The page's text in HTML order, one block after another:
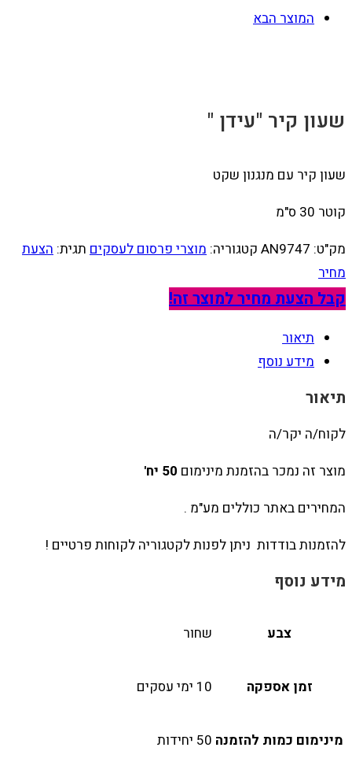
המוצר הבא
שעון קיר "עידן "
שעון קיר עם מנגנון שקט
קוטר 30 ס"מ
מק"ט: AN9747 קטגוריה: מוצרי פרסום לעסקים תגית: הצעת
מחיר
קבל הצעת מחיר למוצר זה!
תיאור
מידע נוסף
תיאור
לקוח/ה יקר/ה
מוצר זה נמכר בהזמנת מינימום 50 יח'
המחירים באתר כוללים מע"מ .
להזמנות בודדות ניתן לפנות לקטגוריה לקוחות פרטיים !
מידע נוסף
צבע שחור
זמן אספקה 10 ימי עסקים
מינימום כמות להזמנה 50 יחידות